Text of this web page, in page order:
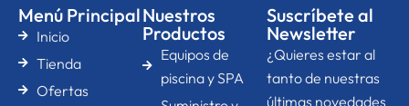
e
b
o
o
k
t
a
g
r
a
m
n
Menú Principal
Inicio
Tienda
Ofertas
Nuestros
Productos
Equipos de
piscina y SPA
Suscríbete al
Newsletter
¿Quieres estar al
tanto de nuestras
últimas novedades